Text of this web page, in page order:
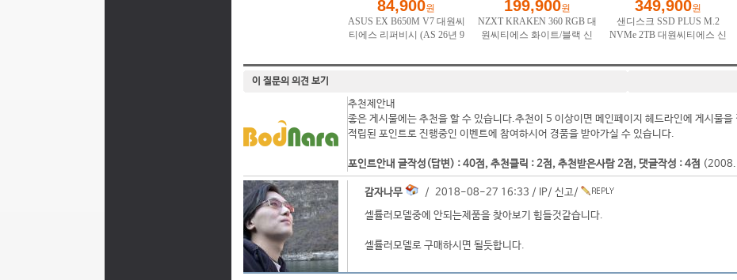
이 질문의 의견 보기
추천제안내
좋은 게시물에는 추천을 할 수 있습니다.추천이 5 이상이면 메인페이지 헤드라인에 게시물을
적립된 포인트로 진행중인 이벤트에 참여하시어 경품을 받아가실 수 있습니다.
포인트안내 글작성(답변) : 40점, 추천클릭 : 2점, 추천받은사람 2점, 댓글작성 : 4점
감자나무 / 2018-08-27 16:33 / IP/ 신고/
셀률러모델중에 안되는제품을 찾아보기 힘들것같습니다.
셀률러모델로 구매하시면 될듯합니다.